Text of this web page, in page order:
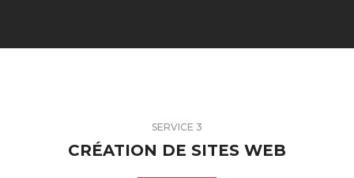
SERVICE 3
CRÉATION DE SITES WEB